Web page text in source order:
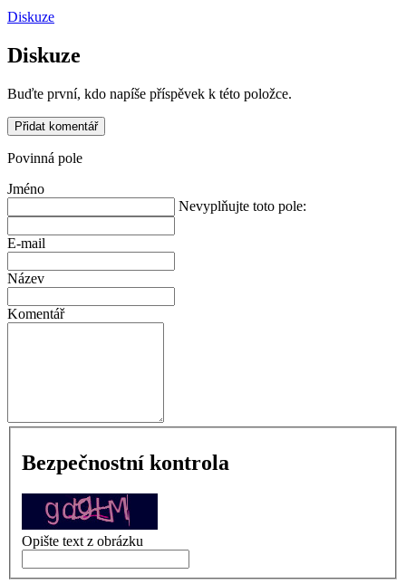
Diskuze
Diskuze
Buďte první, kdo napíše příspěvek k této položce.
Přidat komentář
Povinná pole
Jméno
Nevyplňujte toto pole:
E-mail
Název
Komentář
Bezpečnostní kontrola
Opište text z obrázku